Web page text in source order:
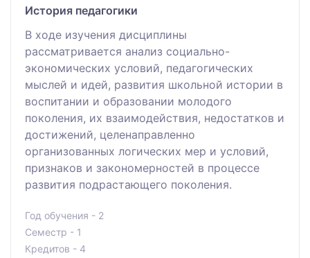
История педагогики
В ходе изучения дисциплины
рассматривается анализ социально-
экономических условий, педагогических
мыслей и идей, развития школьной истории в
воспитании и образовании молодого
поколения, их взаимодействия, недостатков и
достижений, целенаправленно
организованных логических мер и условий,
признаков и закономерностей в процессе
развития подрастающего поколения.
Год обучения - 2
Семестр - 1
Кредитов - 4